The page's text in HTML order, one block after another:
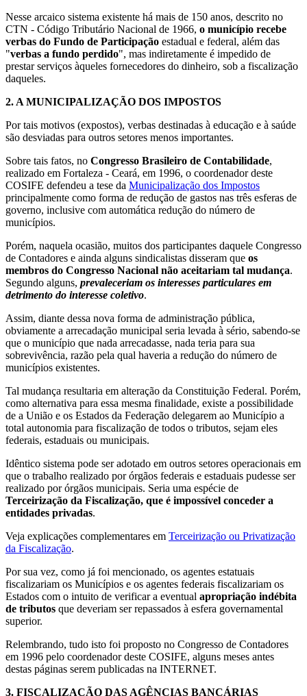
Nesse arcaico sistema existente há mais de 150 anos, descrito no
CTN - Código Tributário Nacional de 1966, o município recebe
verbas do Fundo de Participação estadual e federal, além das
"verbas a fundo perdido", mas indiretamente é impedido de
prestar serviços àqueles fornecedores do dinheiro, sob a fiscalização
daqueles.
2. A MUNICIPALIZAÇÃO DOS IMPOSTOS
Por tais motivos (expostos), verbas destinadas à educação e à saúde
são desviadas para outros setores menos importantes.
Sobre tais fatos, no Congresso Brasileiro de Contabilidade,
realizado em Fortaleza - Ceará, em 1996, o coordenador deste
COSIFE defendeu a tese da Municipalização dos Impostos
principalmente como forma de redução de gastos nas três esferas de
governo, inclusive com automática redução do número de
municípios.
Porém, naquela ocasião, muitos dos participantes daquele Congresso
de Contadores e ainda alguns sindicalistas disseram que os
membros do Congresso Nacional não aceitariam tal mudança.
Segundo alguns, prevaleceriam os interesses particulares em
detrimento do interesse coletivo.
Assim, diante dessa nova forma de administração pública,
obviamente a arrecadação municipal seria levada à sério, sabendo-se
que o município que nada arrecadasse, nada teria para sua
sobrevivência, razão pela qual haveria a redução do número de
municípios existentes.
Tal mudança resultaria em alteração da Constituição Federal. Porém,
como alternativa para essa mesma finalidade, existe a possibilidade
de a União e os Estados da Federação delegarem ao Município a
total autonomia para fiscalização de todos o tributos, sejam eles
federais, estaduais ou municipais.
Idêntico sistema pode ser adotado em outros setores operacionais em
que o trabalho realizado por órgãos federais e estaduais pudesse ser
realizado por órgãos municipais. Seria uma espécie de
Terceirização da Fiscalização, que é impossível conceder a
entidades privadas.
Veja explicações complementares em Terceirização ou Privatização
da Fiscalização.
Por sua vez, como já foi mencionado, os agentes estatuais
fiscalizariam os Municípios e os agentes federais fiscalizariam os
Estados com o intuito de verificar a eventual apropriação indébita
de tributos que deveriam ser repassados à esfera governamental
superior.
Relembrando, tudo isto foi proposto no Congresso de Contadores
em 1996 pelo coordenador deste COSIFE, alguns meses antes
destas páginas serem publicadas na INTERNET.
3. FISCALIZAÇÃO DAS AGÊNCIAS BANCÁRIAS